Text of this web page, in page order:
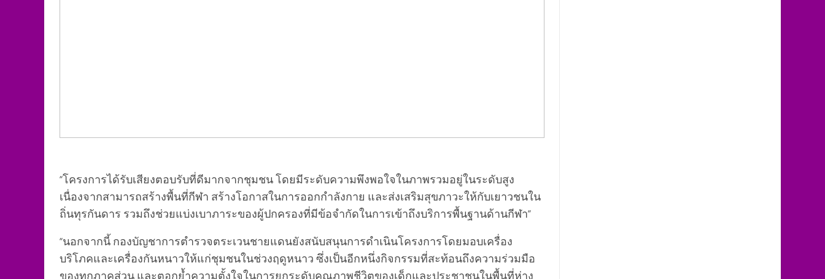
“โครงการได้รับเสียงตอบรับที่ดีมากจากชุมชน โดยมีระดับความพึงพอใจในภาพรวมอยู่ในระดับสูง
เนื่องจากสามารถสร้างพื้นที่กีฬา สร้างโอกาสในการออกกำลังกาย และส่งเสริมสุขภาวะให้กับเยาวชนใน
ถิ่นทุรกันดาร รวมถึงช่วยแบ่งเบาภาระของผู้ปกครองที่มีข้อจำกัดในการเข้าถึงบริการพื้นฐานด้านกีฬา”
“นอกจากนี้ กองบัญชาการตำรวจตระเวนชายแดนยังสนับสนุนการดำเนินโครงการโดยมอบเครื่อง
บริโภคและเครื่องกันหนาวให้แก่ชุมชนในช่วงฤดูหนาว ซึ่งเป็นอีกหนึ่งกิจกรรมที่สะท้อนถึงความร่วมมือ
ของทุกภาคส่วน และตอกย้ำความตั้งใจในการยกระดับคุณภาพชีวิตของเด็กและประชาชนในพื้นที่ห่าง